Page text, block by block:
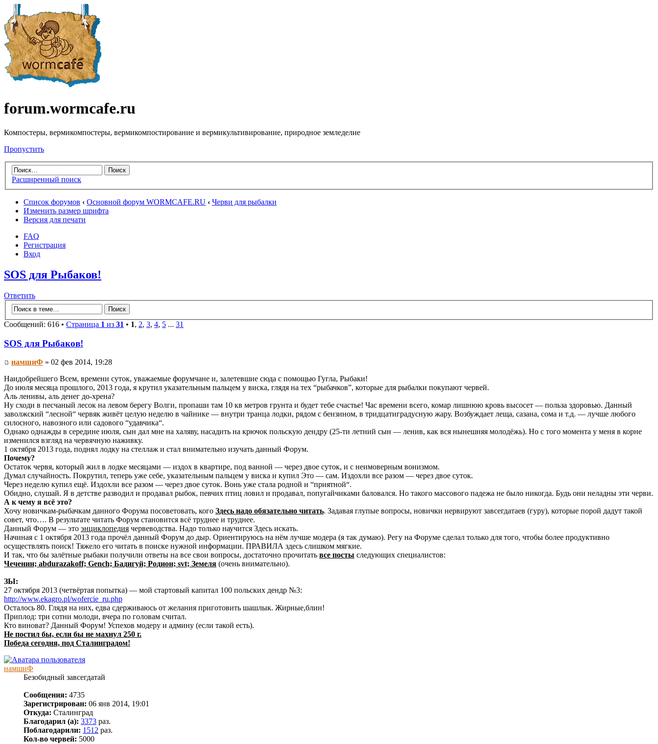
forum.wormcafe.ru
Компостеры, вермикомпостеры, вермикомпостирование и вермикультивирование, природное земледелие
Пропустить
Расширенный поиск
Список форумов ‹ Основной форум WORMCAFE.RU ‹ Черви для рыбалки
Изменить размер шрифта
Версия для печати
FAQ
Регистрация
Вход
SOS для Рыбаков!
Ответить
Сообщений: 616 • Страница 1 из 31 • 1, 2, 3, 4, 5 ... 31
SOS для Рыбаков!
намшиФ » 02 фев 2014, 19:28
Наидобрейшего Всем, времени суток, уважаемые форумчане и, залетевшие сюда с помощью Гугла, Рыбаки!
До июля месяца прошлого, 2013 года, я крутил указательным пальцем у виска, глядя на тех “рыбачков”, которые для рыбалки покупают червей.
Аль ленивы, аль денег до-хрена?
Ну сходи в песчаный лесок на левом берегу Волги, пропаши там 10 кв метров грунта и будет тебе счастье! Час времени всего, комар лишнюю кровь высосет — польза здоровью. Данный
заволжский “лесной“ червяк живёт целую неделю в чайнике — внутри транца лодки, рядом с бензином, в тридцатиградусную жару. Возбуждает леща, сазана, сома и т.д. — лучше любого
силосного, навозного или садового “удавчика“.
Однако однажды в середине июля, сын дал мне на халяву, насадить на крючок польскую дендру (25-ти летний сын — ленив, как вся нынешняя молодёжь). Но с того момента у меня в корне
изменился взгляд на червячную наживку.
1 октября 2013 года, поднял лодку на стеллаж и стал внимательно изучать данный Форум.
Почему?
Остаток червя, который жил в лодке месяцами — издох в квартире, под ванной — через двое суток, и с неимоверным вонизмом.
Думал случайность. Покрутил, теперь уже себе, указательным пальцем у виска и купил Это — сам. Издохли все разом — через двое суток.
Через неделю купил ещё. Издохли все разом — через двое суток. Вонь уже стала родной и “приятной“.
Обидно, слушай. Я в детстве разводил и продавал рыбок, певчих птиц ловил и продавал, попугайчиками баловался. Но такого массового падежа не было никогда. Будь они неладны эти черви.
А к чему я всё это?
Хочу новичкам-рыбачкам данного Форума посоветовать, кого Здесь надо обязательно читать. Задавая глупые вопросы, новички нервируют завсегдатаев (гуру), которые порой дадут такой
совет, что…. В результате читать Форум становится всё труднее и труднее.
Данный Форум — это энциклопедия червеводства. Надо только научится Здесь искать.
Начиная с 1 октября 2013 года прочёл данный Форум до дыр. Ориентируюсь на нём лучше модера (я так думаю). Регу на Форуме сделал только для того, чтобы более продуктивно
осуществлять поиск! Тяжело его читать в поиске нужной информации. ПРАВИЛА здесь слишком мягкие.
И так, что бы залётные рыбаки получили ответы на все свои вопросы, достаточно прочитать все посты следующих специалистов:
Чеченин; abdurazakoff; Gench; Бадигуй; Родион; svt; Земеля (очень внимательно).
ЗЫ:
27 октября 2013 (четвёртая попытка) — мой стартовый капитал 100 польских дендр №3:
http://www.ekagro.pl/wofercie_ru.php
Осталось 80. Глядя на них, едва сдерживаюсь от желания приготовить шашлык. Жирные,блин!
Приплод: три сотни молоди, вчера по головам считал.
Кто виноват? Данный Форум! Успехов модеру и админу (если такой есть).
Не постил бы, если бы не махнул 250 г.
Победа сегодня, под Сталинградом!
намшиФ
Безобидный завсегдатай
Сообщения: 4735
Зарегистрирован: 06 янв 2014, 19:01
Откуда: Сталинград
Благодарил (а): 3373 раз.
Поблагодарили: 1512 раз.
Кол-во червей: 5000